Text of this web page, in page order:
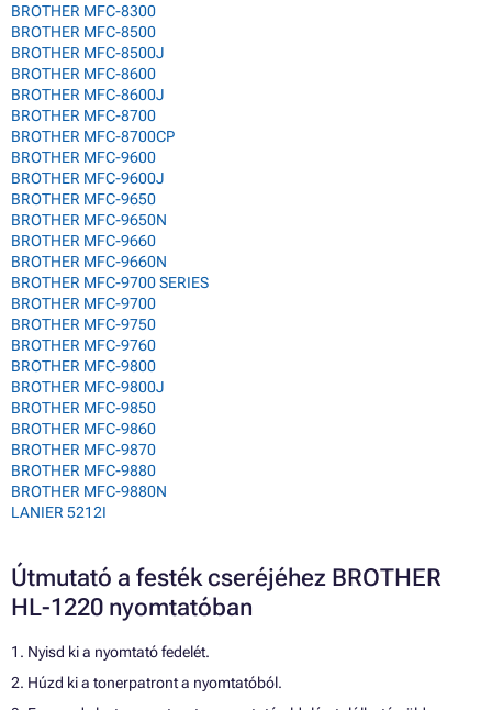
BROTHER MFC-8300
BROTHER MFC-8500
BROTHER MFC-8500J
BROTHER MFC-8600
BROTHER MFC-8600J
BROTHER MFC-8700
BROTHER MFC-8700CP
BROTHER MFC-9600
BROTHER MFC-9600J
BROTHER MFC-9650
BROTHER MFC-9650N
BROTHER MFC-9660
BROTHER MFC-9660N
BROTHER MFC-9700 SERIES
BROTHER MFC-9700
BROTHER MFC-9750
BROTHER MFC-9760
BROTHER MFC-9800
BROTHER MFC-9800J
BROTHER MFC-9850
BROTHER MFC-9860
BROTHER MFC-9870
BROTHER MFC-9880
BROTHER MFC-9880N
LANIER 5212I
Útmutató a festék cseréjéhez BROTHER
HL-1220 nyomtatóban
1. Nyisd ki a nyomtató fedelét.
2. Húzd ki a tonerpatront a nyomtatóból.